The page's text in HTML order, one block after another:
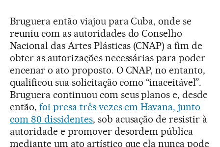
Bruguera então viajou para Cuba, onde se
reuniu com as autoridades do Conselho
Nacional das Artes Plásticas (CNAP) a fim de
obter as autorizações necessárias para poder
encenar o ato proposto. O CNAP, no entanto,
qualificou sua solicitação como “inaceitável”.
Bruguera continuou com seus planos e, desde
então, foi presa três vezes em Havana, junto
com 80 dissidentes, sob acusação de resistir à
autoridade e promover desordem pública
mediante um ato artístico que ela nunca pode